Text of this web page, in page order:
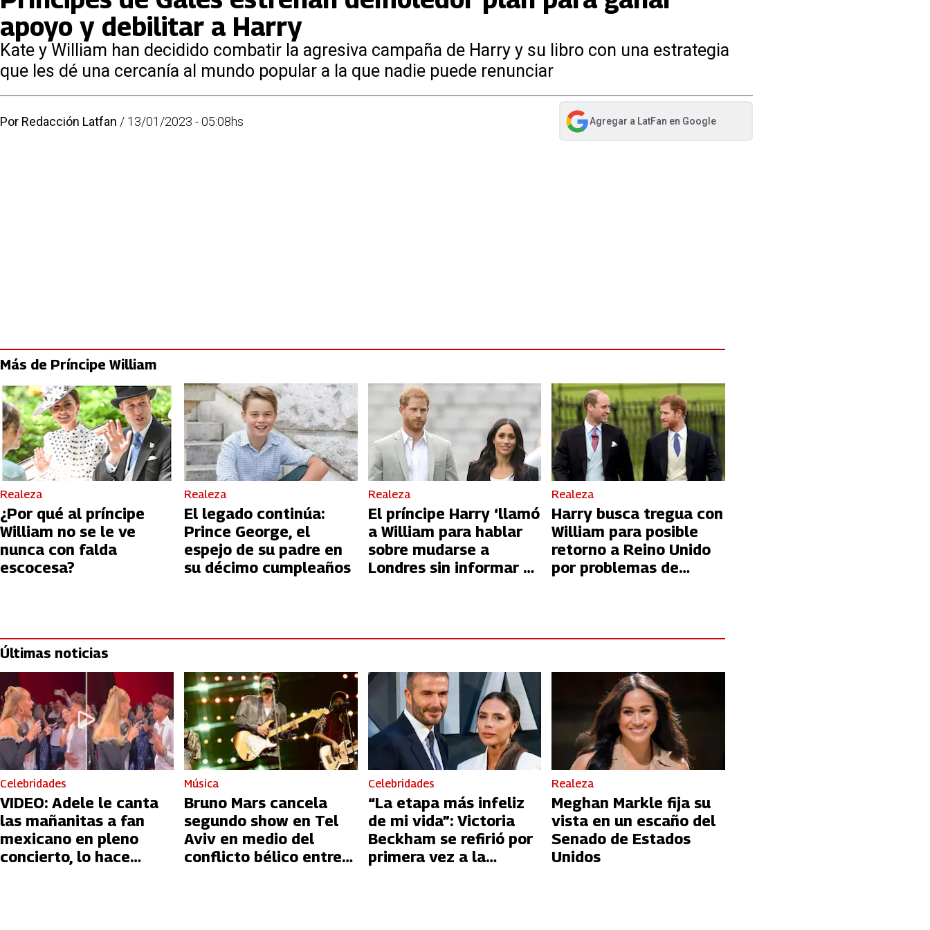
apoyo y debilitar a Harry
Kate y William han decidido combatir la agresiva campaña de Harry y su libro con una estrategia
que les dé una cercanía al mundo popular a la que nadie puede renunciar
Por Redacción Latfan / 13/01/2023 - 05:08hs Agregar a LatFan en Google
abre en nueva pestaña
Más de Príncipe William
Realeza
¿Por qué al príncipe
William no se le ve
nunca con falda
escocesa?
Realeza
El legado continúa:
Prince George, el
espejo de su padre en
su décimo cumpleaños
Realeza
El príncipe Harry ‘llamó
a William para hablar
sobre mudarse a
Londres sin informar a
Realeza
Harry busca tregua con
William para posible
retorno a Reino Unido
por problemas de
Últimas noticias
Celebridades
VIDEO: Adele le canta
las mañanitas a fan
mexicano en pleno
concierto, lo hace
Música
Bruno Mars cancela
segundo show en Tel
Aviv en medio del
conflicto bélico entre
Celebridades
“La etapa más infeliz
de mi vida”: Victoria
Beckham se refirió por
primera vez a la
Realeza
Meghan Markle fija su
vista en un escaño del
Senado de Estados
Unidos